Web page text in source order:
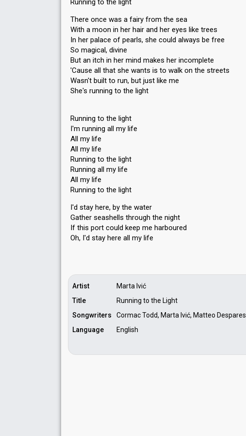
Running to the light
There once was a fairy from the sea
With a moon in her hair and her eyes like trees
In her palace of pearls, she could always be free
So magical, divine
But an itch in her mind makes her incomplete
'Cause all that she wants is to walk on the streets
Wasn't built to run, but just like me
She's running to the light
Running to the light
I'm running all my life
All my life
All my life
Running to the light
Running all my life
All my life
Running to the light
I'd stay here, by the water
Gather seashells through the night
If this port could keep me harboured
Oh, I'd ѕtay here аll my life
Artist
Marta Ivić
Title
Running to the Light
Songwriters
Cormac Todd, Marta Ivić, Matteo Despares
Language
English